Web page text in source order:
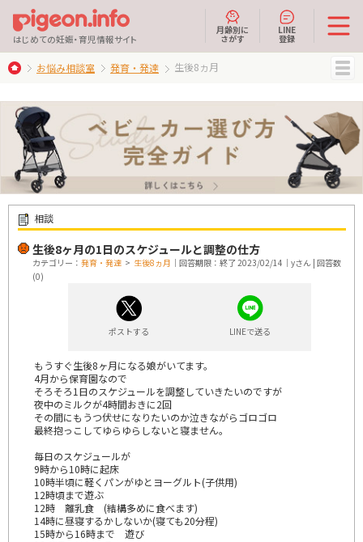
はじめての妊娠・育児情報サイト
月齢別に
さがす
LINE
登録
お悩み相談室 発育・発達 生後8ヵ月
相談
生後8ヶ月の1日のスケジュールと調整の仕方
カテゴリー： 発育・発達 > 生後8ヵ月 ｜回答期限：終了 2023/02/14｜yさん | 回答数
(0)
ポストする LINEで送る
もうすぐ生後8ヶ月になる娘がいてます。
4月から保育園なので
そろそろ1日のスケジュールを調整していきたいのですが
夜中のミルクが4時間おきに2回
その間にもうつ伏せになりたいのか泣きながらゴロゴロ
最終抱っこしてゆらゆらしないと寝ません。
毎日のスケジュールが
9時から10時に起床
10時半頃に軽くパンがゆとヨーグルト(子供用)
12時頃まで遊ぶ
12時 離乳食 (結構多めに食べます)
14時に昼寝するかしないか(寝ても20分程)
15時から16時まで 遊び